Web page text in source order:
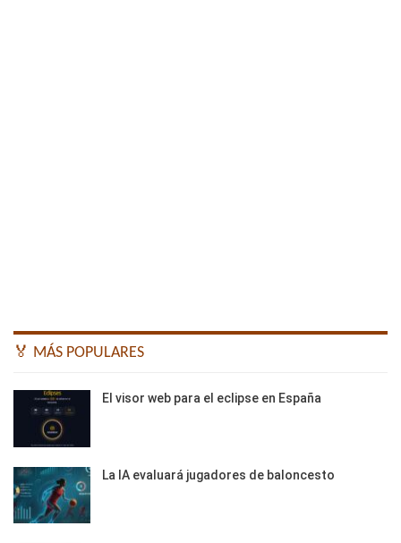
🏅 MÁS POPULARES
El visor web para el eclipse en España
La IA evaluará jugadores de baloncesto